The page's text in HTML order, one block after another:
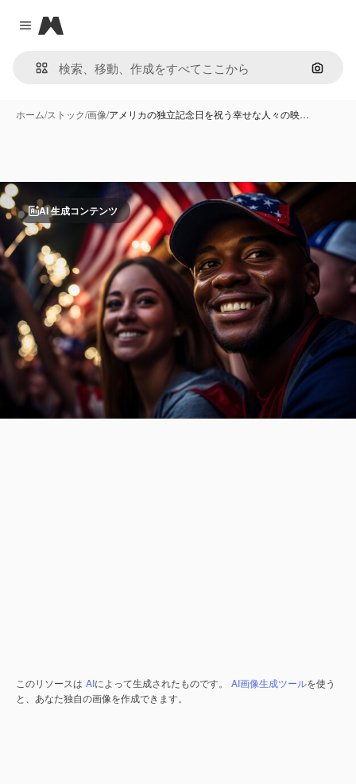
Close menu
Magnific
画像で
ホーム/ストック/画像/アメリカの独立記念日を祝う幸せな人々の映…
AI 生成コンテンツ
このリソースは AIによって生成されたものです。 AI画像生成ツールを使う
と、あなた独自の画像を作成できます。